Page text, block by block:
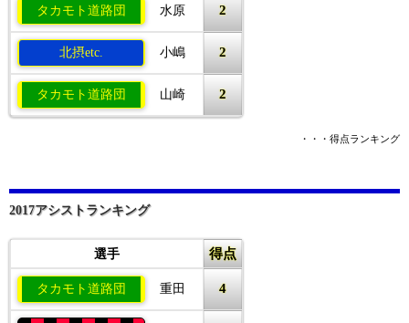
タカモト道路団 水原 2
北摂etc. 小嶋 2
タカモト道路団 山崎 2
・・・得点ランキング
2017アシストランキング
選手 得点
タカモト道路団 重田 4